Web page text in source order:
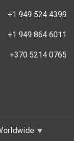
+1 949 524 4399
+1 949 864 6011
+370 5214 0765